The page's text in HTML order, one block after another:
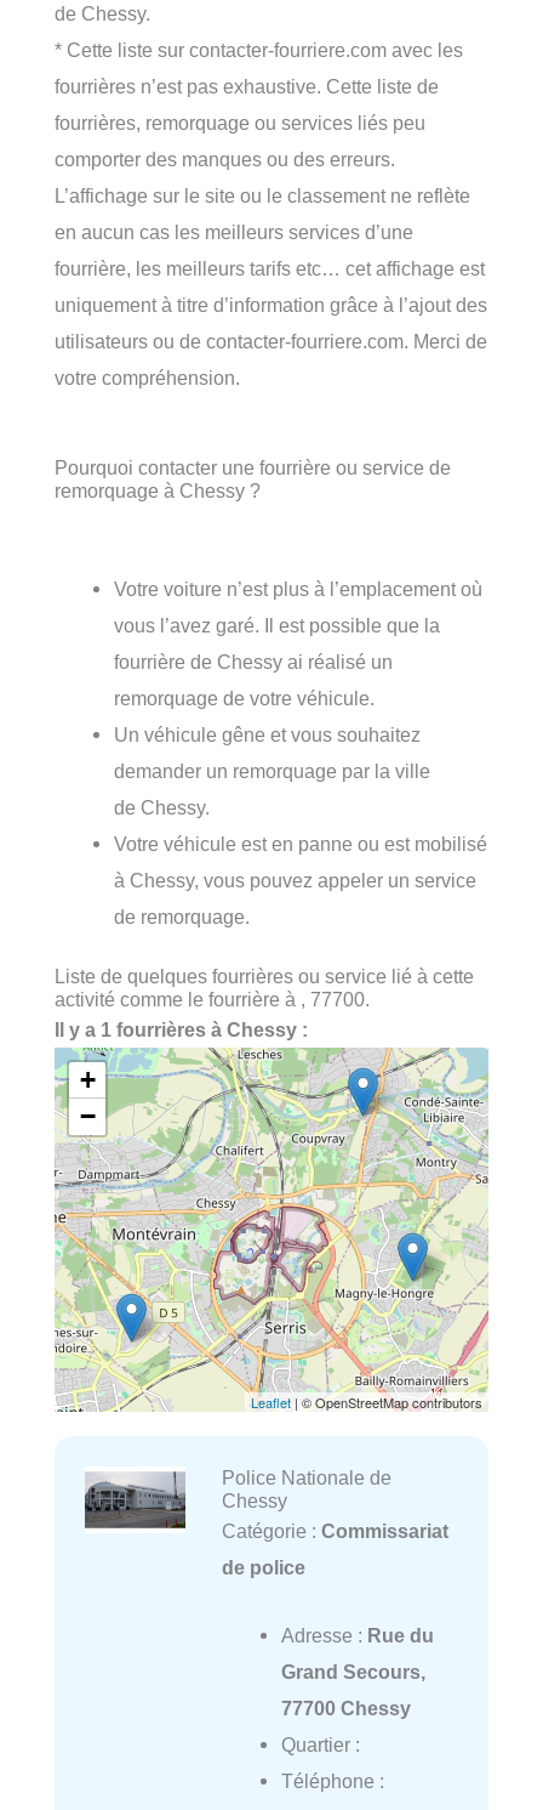
de Chessy.
* Cette liste sur contacter-fourriere.com avec les
fourrières n’est pas exhaustive. Cette liste de
fourrières, remorquage ou services liés peu
comporter des manques ou des erreurs.
L’affichage sur le site ou le classement ne reflète
en aucun cas les meilleurs services d’une
fourrière, les meilleurs tarifs etc… cet affichage est
uniquement à titre d’information grâce à l’ajout des
utilisateurs ou de contacter-fourriere.com. Merci de
votre compréhension.
Pourquoi contacter une fourrière ou service de
remorquage à Chessy ?
Votre voiture n’est plus à l’emplacement où
vous l’avez garé. Il est possible que la
fourrière de Chessy ai réalisé un
remorquage de votre véhicule.
Un véhicule gêne et vous souhaitez
demander un remorquage par la ville
de Chessy.
Votre véhicule est en panne ou est mobilisé
à Chessy, vous pouvez appeler un service
de remorquage.
Liste de quelques fourrières ou service lié à cette
activité comme le fourrière à , 77700.
Il y a 1 fourrières à Chessy :
+
−
Leaflet | © OpenStreetMap contributors
Police Nationale de
Chessy
Catégorie : Commissariat
de police
Adresse : Rue du
Grand Secours,
77700 Chessy
Quartier :
Téléphone :